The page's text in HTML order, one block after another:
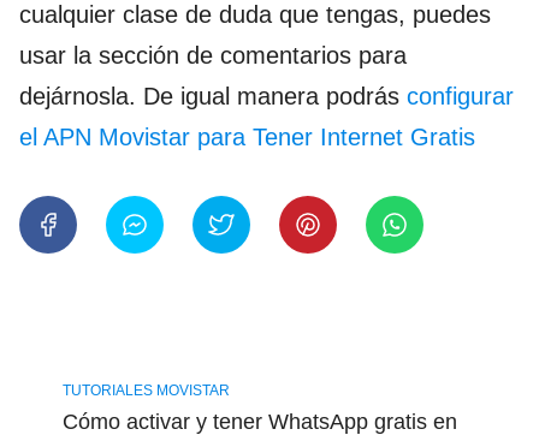
cualquier clase de duda que tengas, puedes
usar la sección de comentarios para
dejárnosla. De igual manera podrás configurar
el APN Movistar para Tener Internet Gratis
TUTORIALES MOVISTAR
Cómo activar y tener WhatsApp gratis en